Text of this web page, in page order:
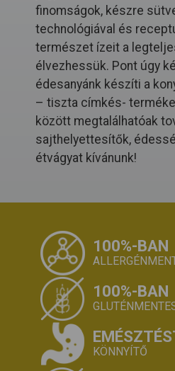
finomságok, készre
technológiával és
természet ízeit a
élvezhessük. Pont úgy
édesanyánk készíti a
– tiszta címkés-
között megtalálhatóak
sajthelyettesítők,
étvágyat kívánunk!
100%-BAN
100%-BAN
KÖNNYÍTŐ